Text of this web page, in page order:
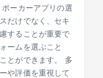
ーカーアプリの選
だけでなく、セキ
することが重要で
ームを選ぶこと
とができます。 多
や評価を重視して